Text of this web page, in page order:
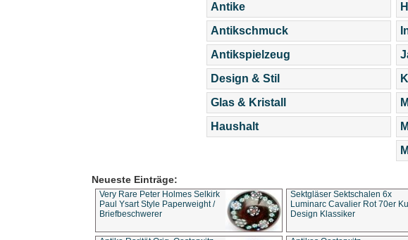
Antike
Antikschmuck
Antikspielzeug
Design & Stil
Glas & Kristall
Haushalt
Neueste Einträge:
Very Rare Peter Holmes Selkirk
Paul Ysart Style Paperweight /
Briefbeschwerer
Sektgläser Sektschalen 6x
Luminarc Cavalier Rot 70er
Design Klassiker